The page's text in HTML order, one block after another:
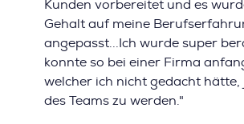
Kunden vorbereitet und es
Gehalt auf meine
angepasst...Ich wurde super
konnte so bei einer Firma
welcher ich nicht gedacht hätte,
des Teams zu werden."